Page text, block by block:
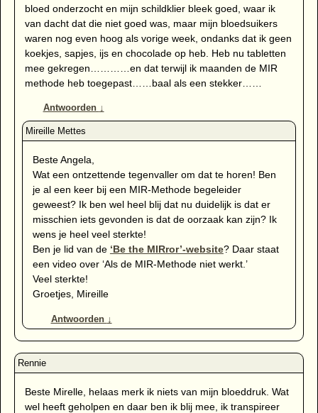
bloed onderzocht en mijn schildklier bleek goed, waar ik
van dacht dat die niet goed was, maar mijn bloedsuikers
waren nog even hoog als vorige week, ondanks dat ik geen
koekjes, sapjes, ijs en chocolade op heb. Heb nu tabletten
mee gekregen…………en dat terwijl ik maanden de MIR
methode heb toegepast……baal als een stekker……
Antwoorden ↓
Beste Angela,
Wat een ontzettende tegenvaller om dat te horen! Ben
je al een keer bij een MIR-Methode begeleider
geweest? Ik ben wel heel blij dat nu duidelijk is dat er
misschien iets gevonden is dat de oorzaak kan zijn? Ik
wens je heel veel sterkte!
Ben je lid van de ‘Be the MIRror’-website? Daar staat
een video over ‘Als de MIR-Methode niet werkt.’
Veel sterkte!
Groetjes, Mireille
Antwoorden ↓
Beste Mirelle, helaas merk ik niets van mijn bloeddruk. Wat
wel heeft geholpen en daar ben ik blij mee, ik transpireer